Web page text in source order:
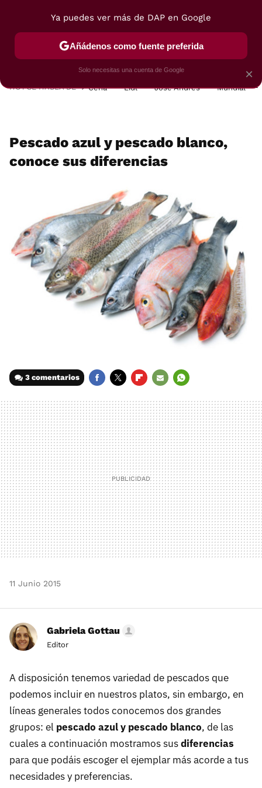
POSTRES VIAJES SELECCIÓN VEGUI
HOY SE HABLA DE Cena Lidl José Andrés Mundial
Pescado azul y pescado blanco,
conoce sus diferencias
3 comentarios
MAIL
11 Junio 2015
Gabriela Gottau
Editor
A disposición tenemos variedad de pescados que
podemos incluir en nuestros platos, sin embargo, en
líneas generales todos conocemos dos grandes
grupos: el pescado azul y pescado blanco, de las
cuales a continuación mostramos susdiferencias
para que podáis escoger el ejemplar más acorde a tus
necesidades y preferencias.
×
Ya puedes ver más de DAP en Google
Añádenos como fuente preferida
Solo necesitas una cuenta de Google